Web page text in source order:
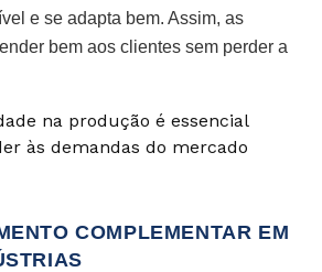
e se adapta bem. Assim, as
bem aos clientes sem perder a
na produção é essencial
às demandas do mercado
COMPLEMENTAR EM